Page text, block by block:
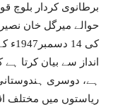
برطانوی کردار
حوالے میرگل خان
کی
انداز سے بیان
ہے، دوسری
ریاستوں میں مختلف